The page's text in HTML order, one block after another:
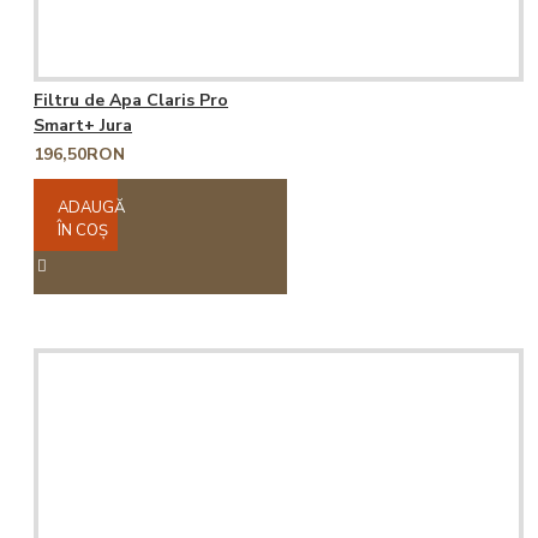
Filtru de Apa Claris Pro
Smart+ Jura
196,50RON
ADAUGĂ
ÎN COŞ